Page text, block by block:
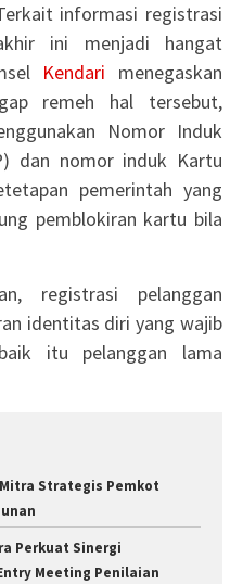
informasi registrasi
ini menjadi hangat
Kendari menegaskan
remeh hal tersebut,
Nomor Induk
dan nomor induk Kartu
pemerintah yang
pemblokiran kartu bila
registrasi pelanggan
identitas diri yang wajib
itu pelanggan lama
Mitra Strategis Pemkot
Perkuat Sinergi
Meeting Penilaian